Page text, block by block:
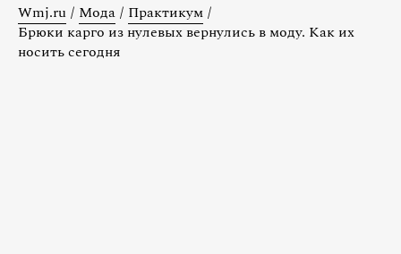
Wmj.ru / Мода / Практикум /
Брюки карго из нулевых вернулись в моду. Как их
носить сегодня